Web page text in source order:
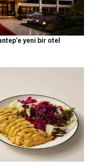
yeni bir otel